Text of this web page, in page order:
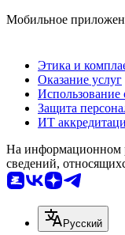
Мобильное
Этика и
Оказание услуг
Использование
Защита
ИТ
На информационном
сведений,
Русский